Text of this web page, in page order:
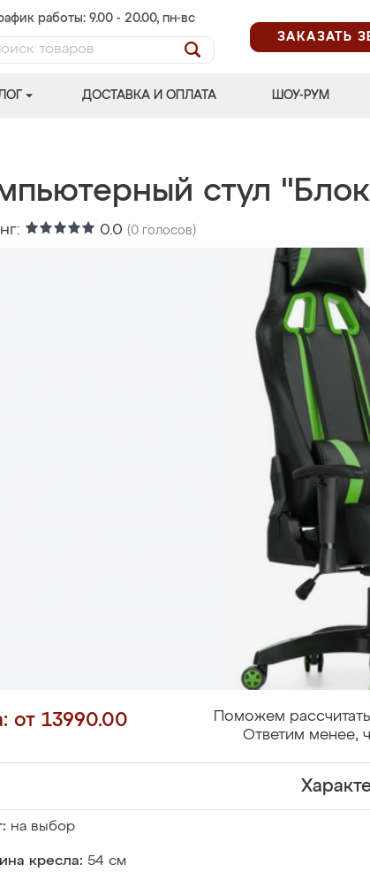
работы: 9.00 - 20.00, пн-вс
ЗАКАЗАТЬ
ДОСТАВКА И ОПЛАТА ШОУ-РУМ
стул
0.0 (0 голосов)
от 13990.00
Поможем
Ответим менее,
на выбор
кресла: 54 см